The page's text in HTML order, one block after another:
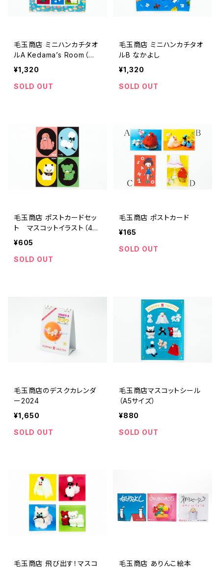
毛玉商店 ミニハンカチタオ
ルA Kedama’s Room（個
展限定商品）
¥1,320
SOLD OUT
毛玉商店 ミニハンカチタオ
ルB なかよし
¥1,320
SOLD OUT
毛玉商店 ポストカードセッ
ト マスコットイラスト（4枚
入り）
¥605
SOLD OUT
毛玉商店 ポストカード
¥165
SOLD OUT
毛玉商店のデスクカレンダ
ー2024
¥1,650
SOLD OUT
毛玉商店マスコットシール
（A5サイズ）
¥880
SOLD OUT
毛玉商店 飛び出す！マスコ
毛玉商店 ありんこ絵本